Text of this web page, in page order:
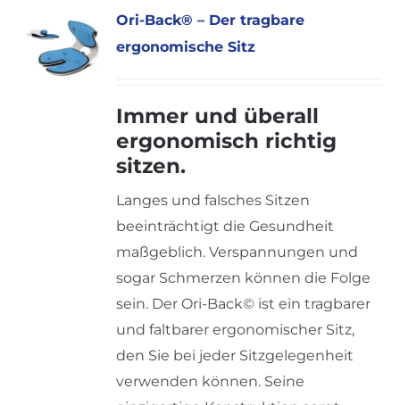
Ori-Back® – Der tragbare
ergonomische Sitz
Immer und überall
ergonomisch richtig
sitzen.
Langes und falsches Sitzen
beeinträchtigt die Gesundheit
maßgeblich. Verspannungen und
sogar Schmerzen können die Folge
sein. Der Ori-Back© ist ein tragbarer
und faltbarer ergonomischer Sitz,
den Sie bei jeder Sitzgelegenheit
verwenden können. Seine